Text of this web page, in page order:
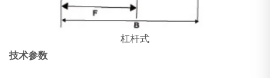
杠杆式
技术参数